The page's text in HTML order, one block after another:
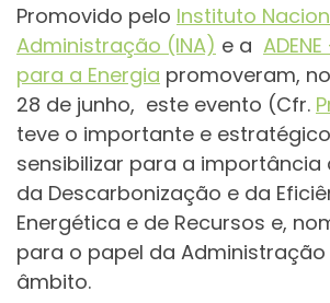
Promovido pelo Instituto
Administração (INA) e a
para a Energia promoveram,
28 de junho, este evento (Cfr.
teve o importante e
sensibilizar para a importância
da Descarbonização e da
Energética e de Recursos e,
para o papel da Administração
âmbito.